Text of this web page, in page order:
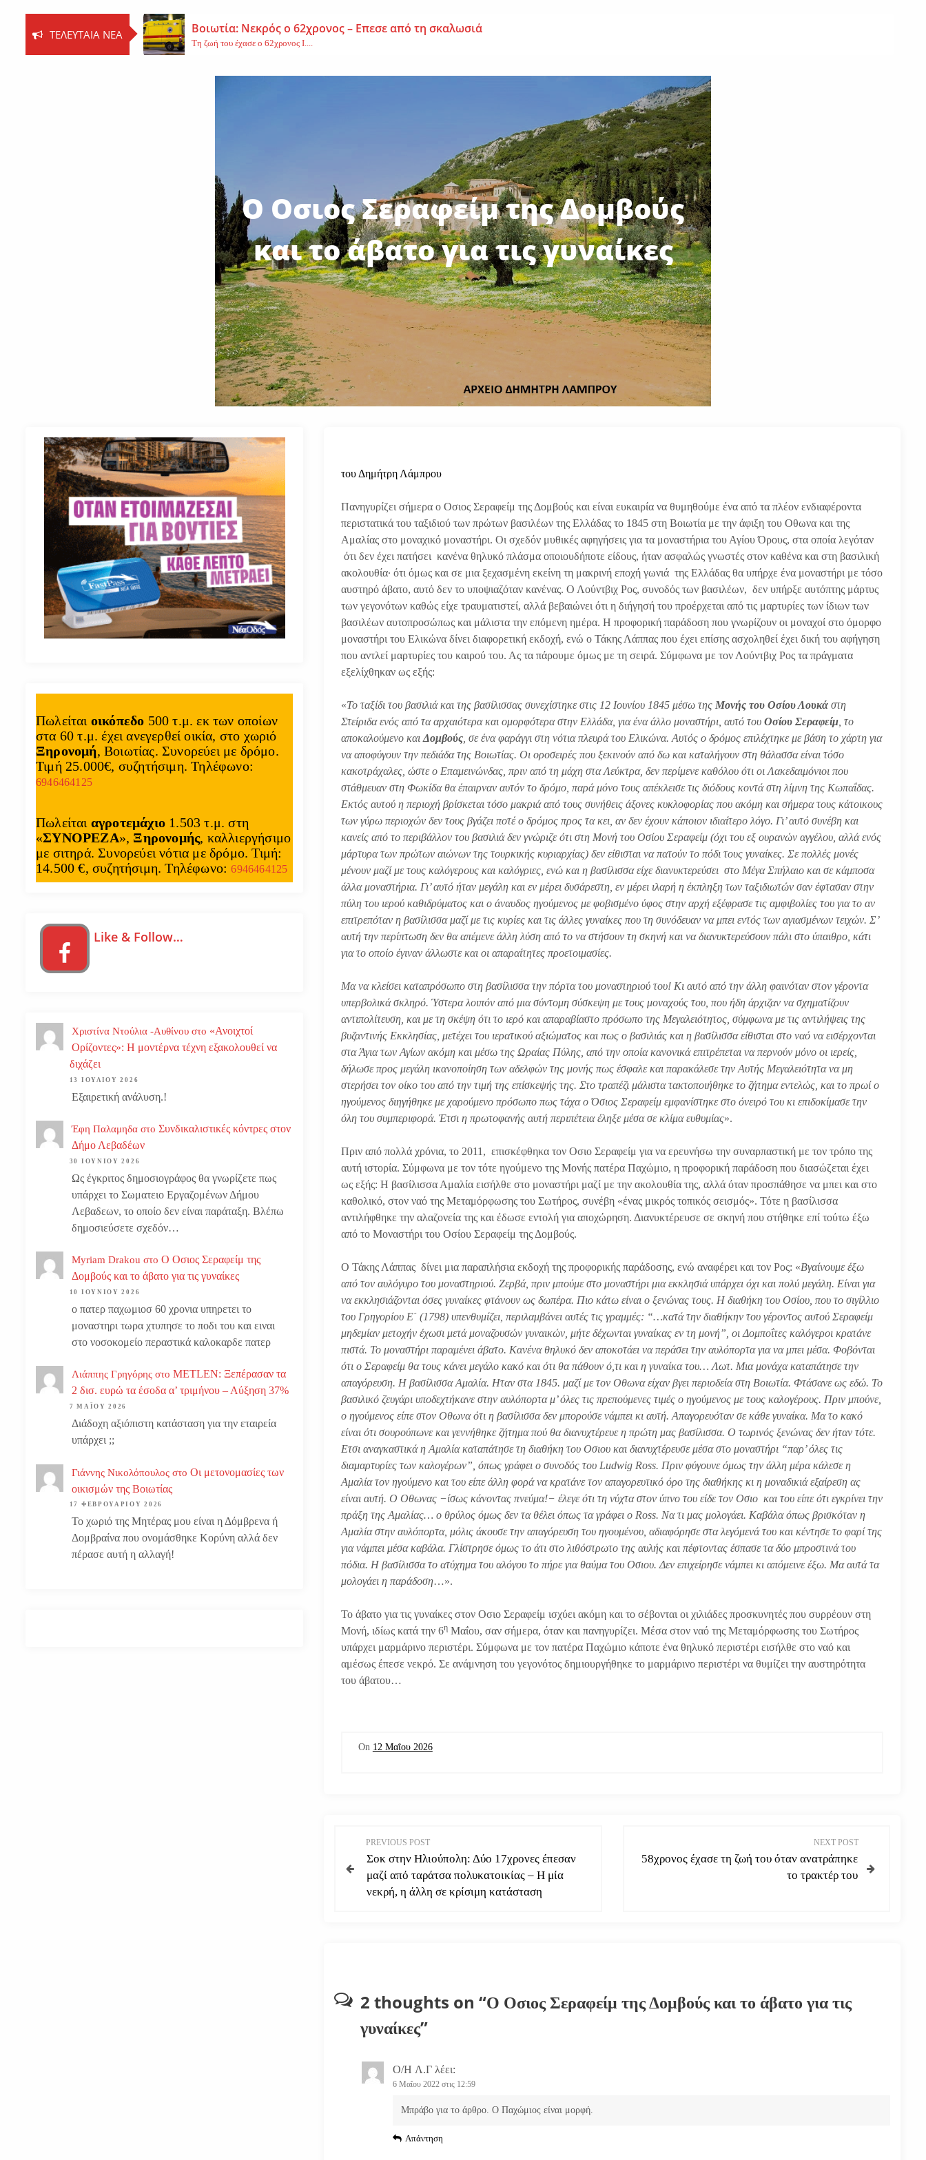
ΤΕΛΕΥΤΑΊΑ ΝΈΑ Βοιωτία: Νεκρός ο 62χρονος – Επεσε από τη σκαλωσιά
Τη ζωή του έχασε ο 62χρονος Ι....
Εφυγε από τη ζωή η μοναχή Ευπραξία (Κουκουλούδη)
Νέο εργατικό δυστύχημα-Νεκρός 59χρονος πατέρας τριών παιδιών
Ο Οσιος Σεραφείμ της Δομβούς
και το άβατο για τις γυναίκες
του Δημήτρη Λάμπρου
Πανηγυρίζει σήμερα ο Οσιος Σεραφείμ της Δομβούς και είναι ευκαιρία να θυμηθούμε ένα από τα πλέον ενδιαφέροντα
περιστατικά του ταξιδιού των πρώτων βασιλέων της Ελλάδας το 1845 στη Βοιωτία με την άφιξη του Οθωνα και της
Αμαλίας στο μοναχικό μοναστήρι. Οι σχεδόν μυθικές αφηγήσεις για τα μοναστήρια του Αγίου Όρους, στα οποία λεγόταν
ότι δεν έχει πατήσει κανένα θηλυκό πλάσμα οποιουδήποτε είδους, ήταν ασφαλώς γνωστές στον καθένα και στη βασιλική
ακολουθία· ότι όμως και σε μια ξεχασμένη εκείνη τη μακρινή εποχή γωνιά της Ελλάδας θα υπήρχε ένα μοναστήρι με τόσο
αυστηρό άβατο, αυτό δεν το υποψιαζόταν κανένας. Ο Λούντβιχ Ρος, συνοδός των βασιλέων, δεν υπήρξε αυτόπτης μάρτυς
των γεγονότων καθώς είχε τραυματιστεί, αλλά βεβαιώνει ότι η διήγησή του προέρχεται από τις μαρτυρίες των ίδιων των
βασιλέων αυτοπροσώπως και μάλιστα την επόμενη ημέρα. Η προφορική παράδοση που γνωρίζουν οι μοναχοί στο όμορφο
μοναστήρι του Ελικώνα δίνει διαφορετική εκδοχή, ενώ ο Τάκης Λάππας που έχει επίσης ασχοληθεί έχει δική του αφήγηση
που αντλεί μαρτυρίες του καιρού του. Ας τα πάρουμε όμως με τη σειρά. Σύμφωνα με τον Λούντβιχ Ρος τα πράγματα
εξελίχθηκαν ως εξής:
«Το ταξίδι του βασιλιά και της βασίλισσας συνεχίστηκε στις 12 Ιουνίου 1845 μέσω της Μονής του Οσίου Λουκάστη
Στείριδα ενός από τα αρχαιότερα και ομορφότερα στην Ελλάδα, για ένα άλλο μοναστήρι, αυτό τουΟσίου Σεραφείμ , το
αποκαλούμενο καιΔομβούς , σε ένα φαράγγι στη νότια πλευρά του Ελικώνα. Αυτός ο δρόμος επιλέχτηκε με βάση το χάρτη για
να αποφύγουν την πεδιάδα της Βοιωτίας. Οι οροσειρές που ξεκινούν από δω και καταλήγουν στη θάλασσα είναι τόσο
κακοτράχαλες, ώστε ο Επαμεινώνδας, πριν από τη μάχη στα Λεύκτρα, δεν περίμενε καθόλου ότι οι Λακεδαιμόνιοι που
στάθμευαν στη Φωκίδα θα έπαιρναν αυτόν το δρόμο, παρά μόνο τους απέκλεισε τις διόδους κοντά στη λίμνη της Κωπαΐδας.
Εκτός αυτού η περιοχή βρίσκεται τόσο μακριά από τους συνήθεις άξονες κυκλοφορίας που ακόμη και σήμερα τους κάτοικους
των γύρω περιοχών δεν τους βγάζει ποτέ ο δρόμος προς τα κει, αν δεν έχουν κάποιον ιδιαίτερο λόγο. Γι’ αυτό συνέβη και
κανείς από το περιβάλλον του βασιλιά δεν γνώριζε ότι στη Μονή του Οσίου Σεραφείμ (όχι του εξ ουρανών αγγέλου, αλλά ενός
μάρτυρα των πρώτων αιώνων της τουρκικής κυριαρχίας) δεν είθισται να πατούν το πόδι τους γυναίκες. Σε πολλές μονές
μένουν μαζί με τους καλόγερους και καλόγριες, ενώ και η βασίλισσα είχε διανυκτερεύσει στο Μέγα Σπήλαιο και σε κάμποσα
άλλα μοναστήρια. Γι’ αυτό ήταν μεγάλη και εν μέρει δυσάρεστη, εν μέρει ιλαρή η έκπληξη των ταξιδιωτών σαν έφτασαν στην
πύλη του ιερού καθιδρύματος και ο άναυδος ηγούμενος με φοβισμένο ύφος στην αρχή εξέφρασε τις αμφιβολίες του για το αν
επιτρεπόταν η βασίλισσα μαζί με τις κυρίες και τις άλλες γυναίκες που τη συνόδευαν να μπει εντός των αγιασμένων τειχών. Σ’
αυτή την περίπτωση δεν θα απέμενε άλλη λύση από το να στήσουν τη σκηνή και να διανυκτερεύσουν πάλι στο ύπαιθρο, κάτι
για το οποίο έγιναν άλλωστε και οι απαραίτητες προετοιμασίες.
Μα να κλείσει καταπρόσωπο στη βασίλισσα την πόρτα του μοναστηριού του! Κι αυτό από την άλλη φαινόταν στον γέροντα
υπερβολικά σκληρό. Ύστερα λοιπόν από μια σύντομη σύσκεψη με τους μοναχούς του, που ήδη άρχιζαν να σχηματίζουν
αντιπολίτευση, και με τη σκέψη ότι το ιερό και απαραβίαστο πρόσωπο της Μεγαλειότητος, σύμφωνα με τις αντιλήψεις της
βυζαντινής Εκκλησίας, μετέχει του ιερατικού αξιώματος και πως ο βασιλιάς και η βασίλισσα είθισται στο ναό να εισέρχονται
στα Άγια των Αγίων ακόμη και μέσω της Ωραίας Πύλης, από την οποία κανονικά επιτρέπεται να περνούν μόνο οι ιερείς,
δήλωσε προς μεγάλη ικανοποίηση των αδελφών της μονής πως έσφαλε και παρακάλεσε την Αυτής Μεγαλειότητα να μη
στερήσει τον οίκο του από την τιμή της επίσκεψής της. Στο τραπέζι μάλιστα τακτοποιήθηκε το ζήτημα εντελώς, και το πρωί ο
ηγούμενος διηγήθηκε με χαρούμενο πρόσωπο πως τάχα ο Όσιος Σεραφείμ εμφανίστηκε στο όνειρό του κι επιδοκίμασε την
όλη του συμπεριφορά. Έτσι η πρωτοφανής αυτή περιπέτεια έληξε μέσα σε κλίμα ευθυμίας».
Πριν από πολλά χρόνια, το 2011, επισκέφθηκα τον Οσιο Σεραφείμ για να ερευνήσω την συναρπαστική με τον τρόπο της
αυτή ιστορία. Σύμφωνα με τον τότε ηγούμενο της Μονής πατέρα Παχώμιο, η προφορική παράδοση που διασώζεται έχει
ως εξής: Η βασίλισσα Αμαλία εισήλθε στο μοναστήρι μαζί με την ακολουθία της, αλλά όταν προσπάθησε να μπει και στο
καθολικό, στον ναό της Μεταμόρφωσης του Σωτήρος, συνέβη «ένας μικρός τοπικός σεισμός». Τότε η βασίλισσα
αντιλήφθηκε την αλαζονεία της και έδωσε εντολή για αποχώρηση. Διανυκτέρευσε σε σκηνή που στήθηκε επί τούτω έξω
από το Μοναστήρι του Οσίου Σεραφείμ της Δομβούς.
Ο Τάκης Λάππας δίνει μια παραπλήσια εκδοχή της προφορικής παράδοσης, ενώ αναφέρει και τον Ρος: «Βγαίνουμε έξω
από τον αυλόγυρο του μοναστηριού. Ζερβά, πριν μπούμε στο μοναστήρι μια εκκλησιά υπάρχει όχι και πολύ μεγάλη. Είναι για
να εκκλησιάζονται όσες γυναίκες φτάνουν ως δωπέρα. Πιο κάτω είναι ο ξενώνας τους. Η διαθήκη του Οσίου, που το σιγίλλιο
του Γρηγορίου Εˊ (1798) υπενθυμίζει, περιλαμβάνει αυτές τις γραμμές: “…κατά την διαθήκην του γέροντος αυτού Σεραφείμ
μηδεμίαν μετοχήν έχωσι μετά μοναζουσών γυναικών, μήτε δέχωνται γυναίκας εν τη μονή”, οι Δομποΐτες καλόγεροι κρατάνε
πιστά. Το μοναστήρι παραμένει άβατο. Κανένα θηλυκό δεν αποκοτάει να περάσει την αυλόπορτα για να μπει μέσα. Φοβόνται
ότι ο Σεραφείμ θα τους κάνει μεγάλο κακό και ότι θα πάθουν ό,τι και η γυναίκα του… Λωτ. Μια μονάχα καταπάτησε την
απαγόρευση. Η βασίλισσα Αμαλία. Ηταν στα 1845. μαζί με τον Οθωνα είχαν βγει περιοδεία στη Βοιωτία. Φτάσανε ως εδώ. Το
βασιλικό ζευγάρι υποδεχτήκανε στην αυλόπορτα μ’ όλες τις πρεπούμενες τιμές ο ηγούμενος με τους καλογέρους. Πριν μπούνε,
ο ηγούμενος είπε στον Οθωνα ότι η βασίλισσα δεν μπορούσε νάμπει κι αυτή. Απαγορευόταν σε κάθε γυναίκα. Μα το κακό
είναι ότι σουρούπωνε και γεννήθηκε ζήτημα πού θα διανυχτέρευε η πρώτη μας βασίλισσα. Ο τωρινός ξενώνας δεν ήταν τότε.
Ετσι αναγκαστικά η Αμαλία καταπάτησε τη διαθήκη του Οσιου και διανυχτέρευσε μέσα στο μοναστήρι “παρ’ όλες τις
διαμαρτυρίες των καλογέρων”, όπως γράφει ο συνοδός του Ludwig Ross. Πριν φύγουνε όμως την άλλη μέρα κάλεσε η
Αμαλία τον ηγούμενο και του είπε άλλη φορά να κρατάνε τον απαγορευτικό όρο της διαθήκης κι η μοναδικιά εξαίρεση ας
είναι αυτή. Ο Οθωνας −ίσως κάνοντας πνεύμα!− έλεγε ότι τη νύχτα στον ύπνο του είδε τον Οσιο και του είπε ότι εγκρίνει την
πράξη της Αμαλίας… ο θρύλος όμως δεν τα θέλει όπως τα γράφει ο Ross. Να τι μας μολογάει. Καβάλα όπως βρισκόταν η
Αμαλία στην αυλόπορτα, μόλις άκουσε την απαγόρευση του ηγουμένου, αδιαφόρησε στα λεγόμενά του και κέντησε το φαρί της
για νάμπει μέσα καβάλα. Γλίστρησε όμως το άτι στο λιθόστρωτο της αυλής και πέφτοντας έσπασε τα δύο μπροστινά του
πόδια. Η βασίλισσα το ατύχημα του αλόγου το πήρε για θαύμα του Οσιου. Δεν επιχείρησε νάμπει κι απόμεινε έξω. Μα αυτά τα
μολογάει η παράδοση…».
Το άβατο για τις γυναίκες στον Οσιο Σεραφείμ ισχύει ακόμη και το σέβονται οι χιλιάδες προσκυνητές που συρρέουν στη
Μονή, ιδίως κατά την 6η Μαΐου, σαν σήμερα, όταν και πανηγυρίζει. Μέσα στον ναό της Μεταμόρφωσης του Σωτήρος
υπάρχει μαρμάρινο περιστέρι. Σύμφωνα με τον πατέρα Παχώμιο κάποτε ένα θηλυκό περιστέρι εισήλθε στο ναό και
αμέσως έπεσε νεκρό. Σε ανάμνηση του γεγονότος δημιουργήθηκε το μαρμάρινο περιστέρι να θυμίζει την αυστηρότητα
του άβατου…
On 12 Μαΐου 2026
λ
η
PREVIOUS POST
Σοκ στην Ηλιούπολη: Δύο 17χρονες έπεσαν
μαζί από ταράτσα πολυκατοικίας – Η μία
νεκρή, η άλλη σε κρίσιμη κατάσταση
NEXT POST
58χρονος έχασε τη ζωή του όταν ανατράπηκε
το τρακτέρ του
2 thoughts on “Ο Οσιος Σεραφείμ της Δομβούς και το άβατο για τις
γυναίκες”
Ο/Η Λ.Γ λέει:
6 Μαΐου 2022 στις 12:59
Μπράβο για το άρθρο. Ο Παχώμιος είναι μορφή.
Απάντηση
Πωλείται οικόπεδο 500 τ.μ. εκ των οποίων
στα 60 τ.μ. έχει ανεγερθεί οικία, στο χωριό
Ξηρονομή, Βοιωτίας. Συνορεύει με δρόμο.
Τιμή 25.000€, συζητήσιμη. Τηλέφωνο:
6946464125
Πωλείται αγροτεμάχιο 1.503 τ.μ. στη
«ΣΥΝΟΡΕΖΑ», Ξηρονομής, καλλιεργήσιμο
με σιτηρά. Συνορεύει νότια με δρόμο. Τιμή:
14.500 €, συζητήσιμη. Τηλέφωνο:6946464125
Like & Follow…
Χριστίνα Ντούλια -Αυθίνου στο «Ανοιχτοί
Ορίζοντες»: Η μοντέρνα τέχνη εξακολουθεί να
διχάζει
13 ΙΟΥΛΊΟΥ 2026
Εξαιρετική ανάλυση.!
Έφη Παλαμηδα στο Συνδικαλιστικές κόντρες στον
Δήμο Λεβαδέων
30 ΙΟΥΝΊΟΥ 2026
Ως έγκριτος δημοσιογράφος θα γνωρίζετε πως
υπάρχει το Σωματειο Εργαζομένων Δήμου
Λεβαδεων, το οποίο δεν είναι παράταξη. Βλέπω
δημοσιεύσετε σχεδόν…
Myriam Drakou στο Ο Οσιος Σεραφείμ της
Δομβούς και το άβατο για τις γυναίκες
10 ΙΟΥΝΊΟΥ 2026
ο πατερ παχωμιοσ 60 χρονια υπηρετει το
μοναστηρι τωρα χτυπησε το ποδι του και ειναι
στο νοσοκομείο περαστικά καλοκαρδε πατερ
Λιάππης Γρηγόρης στο METLEN: Ξεπέρασαν τα
2 δισ. ευρώ τα έσοδα α’ τριμήνου – Αύξηση 37%
7 ΜΑΪ́ΟΥ 2026
Διάδοχη αξιόπιστη κατάσταση για την εταιρεία
υπάρχει ;;
Γιάννης Νικολόπουλος στο Οι μετονομασίες των
οικισμών της Βοιωτίας
17 ΦΕΒΡΟΥΑΡΊΟΥ 2026
Το χωριό της Μητέρας μου είναι η Δόμβρενα ή
Δομβραίνα που ονομάσθηκε Κορύνη αλλά δεν
πέρασε αυτή η αλλαγή!